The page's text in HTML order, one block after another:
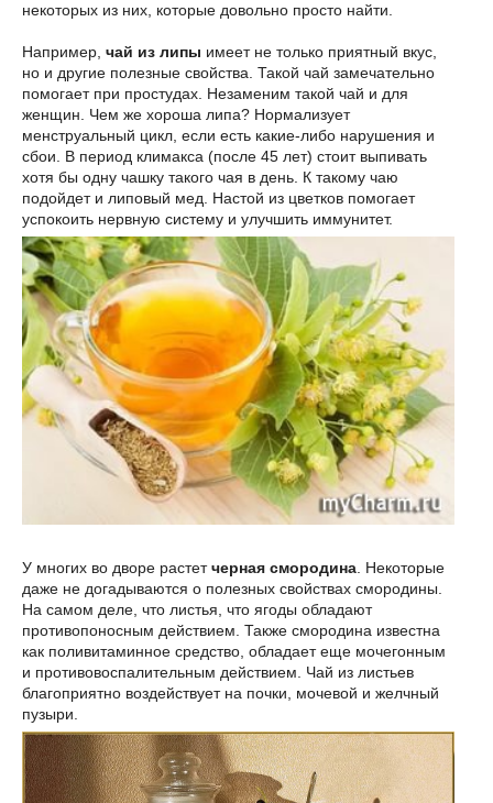
некоторых из них, которые довольно просто найти.
Например, чай из липы имеет не только приятный вкус,
но и другие полезные свойства. Такой чай замечательно
помогает при простудах. Незаменим такой чай и для
женщин. Чем же хороша липа? Нормализует
менструальный цикл, если есть какие-либо нарушения и
сбои. В период климакса (после 45 лет) стоит выпивать
хотя бы одну чашку такого чая в день. К такому чаю
подойдет и липовый мед. Настой из цветков помогает
успокоить нервную систему и улучшить иммунитет.
У многих во дворе растетчерная смородина . Некоторые
даже не догадываются о полезных свойствах смородины.
На самом деле, что листья, что ягоды обладают
противопоносным действием. Также смородина известна
как поливитаминное средство, обладает еще мочегонным
и противовоспалительным действием. Чай из листьев
благоприятно воздействует на почки, мочевой и желчный
пузыри.